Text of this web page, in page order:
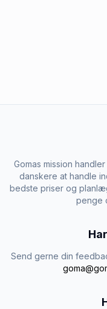
Gomas mission
danskere at handle
bedste priser og
penge
Send gerne din